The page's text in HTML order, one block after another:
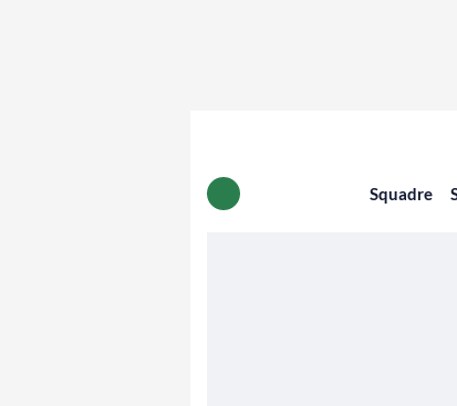
Squadre